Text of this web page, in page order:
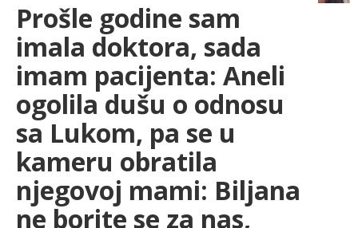
FARMERI
SPORT
LIFESTYLE
EXTRA
Prošle godine sam
imala doktora, sada
imam pacijenta: Aneli
ogolila dušu o odnosu
sa Lukom, pa se u
kameru obratila
njegovoj mami: Biljana
ne borite se za nas,